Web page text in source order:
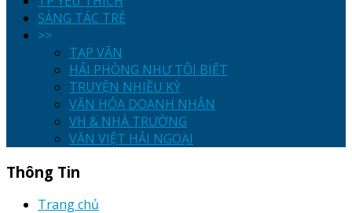
SÁNG TÁC TRẺ
>>
TẠP VĂN
HẢI PHÒNG NHƯ TÔI BIẾT
TRUYỆN NHIỀU KỲ
VĂN HÓA DOANH NHÂN
VH & NHÀ TRƯỜNG
VĂN VIỆT HẢI NGOẠI
Thông Tin
Trang chủ